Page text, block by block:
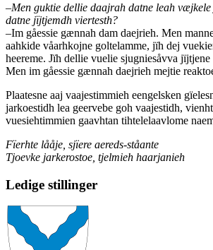
–Men guktie dellie daajrah datne leah
datne jïjtjemdh viertesth?
–Im gåessie gænnah dam daejrieh. Men
aahkide våarhkojne goltelamme, jïh dej
heereme. Jïh dellie vuelie sjugniesåvva
Men im gåessie gænnah daejrieh mejtie
Plaatesne aaj vaajestimmieh eengelsken
jarkoestidh lea geervebe goh vaajestidh,
vuesiehtimmien gaavhtan tihtelelaavlome
Fïerhte lååje, sjïere aereds-ståante
Tjoevke jarkerostoe, tjelmieh haarjanieh
Ledige stillinger